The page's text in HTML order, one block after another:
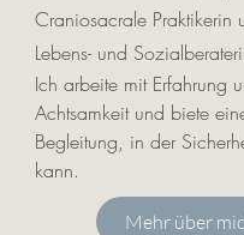
Craniosacrale Praktikerin
Lebens- und
Ich arbeite mit Erfahrung
Achtsamkeit und biete
Begleitung, in der
kann. ​
Mehr über